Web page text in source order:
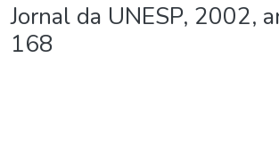
Digital
Jornal da UNESP, 2002,
168